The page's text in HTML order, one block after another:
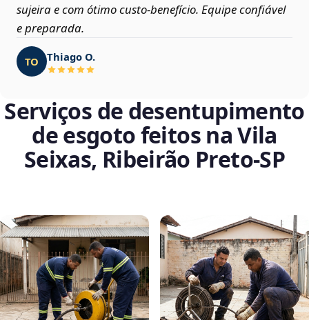
sujeira e com ótimo custo-benefício. Equipe confiável
e preparada.
TO Thiago O.
Serviços de desentupimento
de esgoto feitos na Vila
Seixas, Ribeirão Preto‑SP